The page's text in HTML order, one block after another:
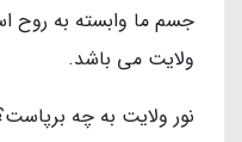
جسم ما وابسته به روح
ولايت مى باشد.
نور ولايت به چه